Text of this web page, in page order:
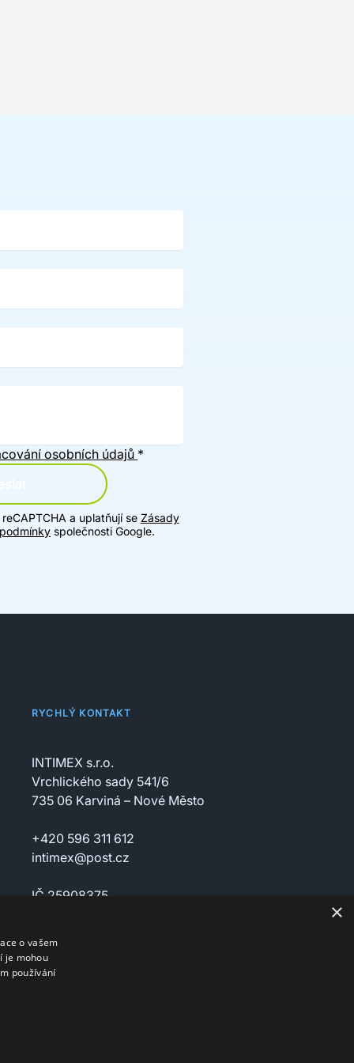
osobních údajů *
a uplatňují se Zásady
společnosti Google.
RYCHLÝ KONTAKT
INTIMEX s.r.o.
Vrchlického sady 541/6
735 06 Karviná – Nové Město
+420 596 311 612
intimex@post.cz
IČ 25908375
×
o vašem
je mohou
používání